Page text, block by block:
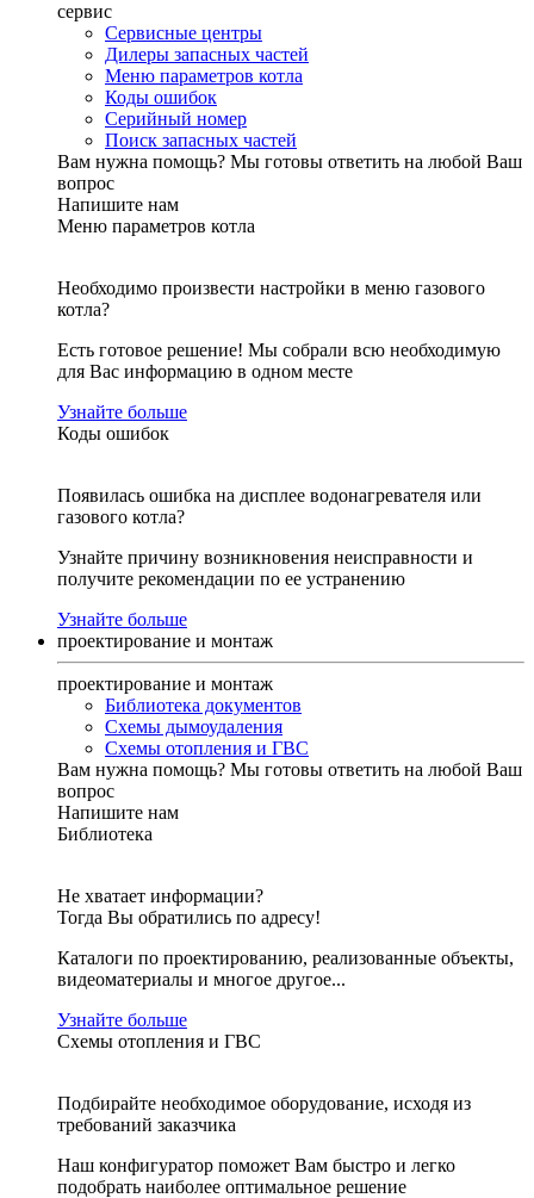
сервис
Сервисные центры
Дилеры запасных частей
Меню параметров котла
Коды ошибок
Серийный номер
Поиск запасных частей
Вам нужна помощь? Мы готовы ответить на любой Ваш
вопрос
Напишите нам
Меню параметров котла
Необходимо произвести настройки в меню газового
котла?
Есть готовое решение! Мы собрали всю необходимую
для Вас информацию в одном месте
Узнайте больше
Коды ошибок
Появилась ошибка на дисплее водонагревателя или
газового котла?
Узнайте причину возникновения неисправности и
получите рекомендации по ее устранению
Узнайте больше
проектирование и монтаж
проектирование и монтаж
Библиотека документов
Схемы дымоудаления
Схемы отопления и ГВС
Вам нужна помощь? Мы готовы ответить на любой Ваш
вопрос
Напишите нам
Библиотека
Не хватает информации?
Тогда Вы обратились по адресу!
Каталоги по проектированию, реализованные объекты,
видеоматериалы и многое другое...
Узнайте больше
Схемы отопления и ГВС
Подбирайте необходимое оборудование, исходя из
требований заказчика
Наш конфигуратор поможет Вам быстро и легко
подобрать наиболее оптимальное решение